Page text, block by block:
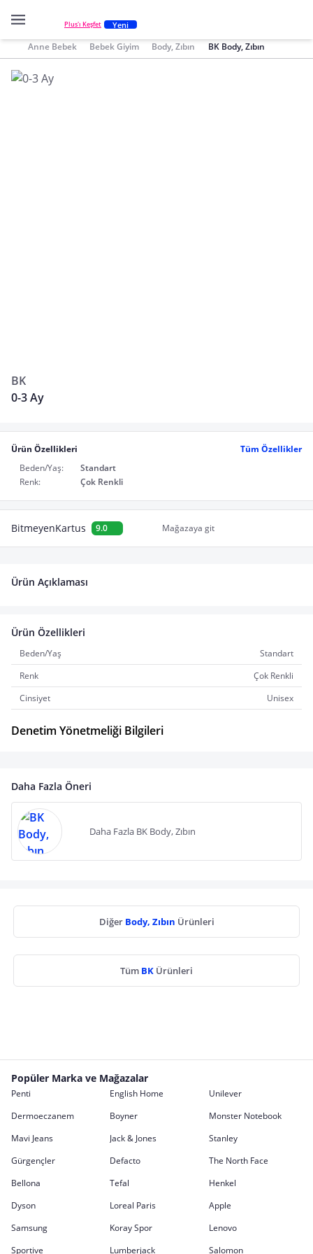
Plus'ı Keşfet Yeni
Anne Bebek Bebek Giyim Body, Zıbın BK Body, Zıbın
BK
0-3 Ay
Ürün Özellikleri
Tüm Özellikler
Beden/Yaş:
Standart
Renk:
Çok Renkli
BitmeyenKartus 9.0 Mağazaya git
Ürün Açıklaması
Ürün Özellikleri
Beden/Yaş
Standart
Renk
Çok Renkli
Cinsiyet
Unisex
Denetim Yönetmeliği Bilgileri
Daha Fazla Öneri
Daha Fazla BK Body, Zıbın
Diğer Body, Zıbın Ürünleri
Tüm BK Ürünleri
Popüler Marka ve Mağazalar
Penti English Home
Unilever
Dermoeczanem
Boyner
Monster Notebook
Mavi Jeans
Jack & Jones
Stanley
Gürgençler
Defacto
The North Face
Bellona
Tefal
Henkel
Dyson
Loreal Paris
Apple
Samsung
Koray Spor
Lenovo
Sportive
Lumberjack Salomon